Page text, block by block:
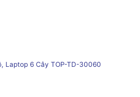
Laptop 6 Cây TOP-TD-30060